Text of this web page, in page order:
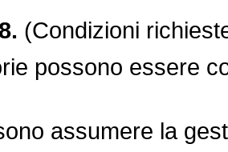
(Condizioni
possono essere
assumere la